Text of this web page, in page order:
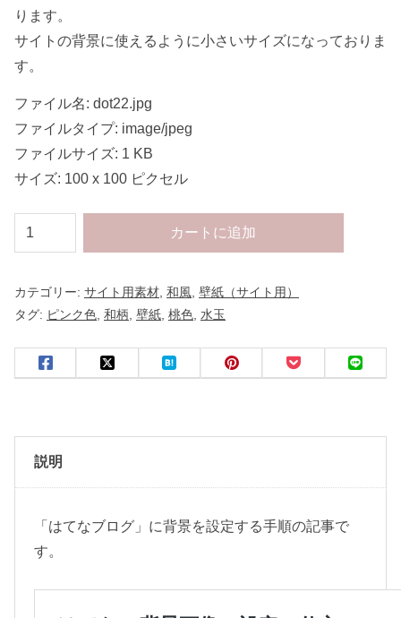
ります。
サイトの背景に使えるように小さいサイズになっておりま
す。
ファイル名: dot22.jpg
ファイルタイプ: image/jpeg
ファイルサイズ: 1 KB
サイズ: 100 x 100 ピクセル
サ
イ
用
・
水
玉
カートに追加
カテゴリー: サイト用素材 和風 壁紙（サイト用）
タグ: ピンク色 和柄 壁紙 桃色 水玉
説明
「はてなブログ」に背景を設定する手順の記事で
す。